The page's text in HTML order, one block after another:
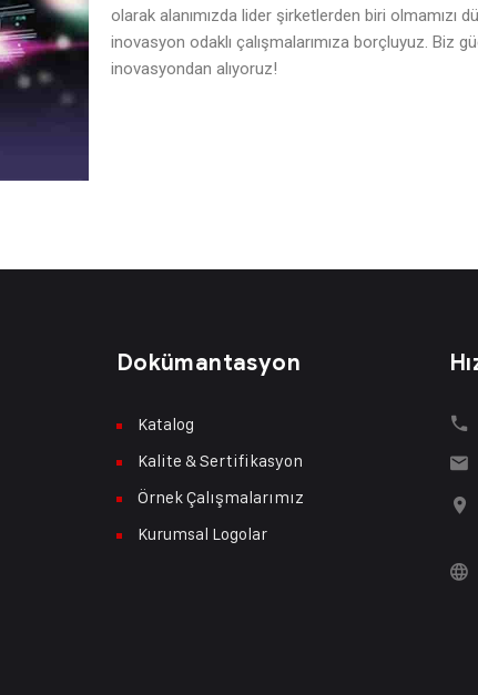
olarak alanımızda lider şirketlerden biri olmamızı
inovasyon odaklı çalışmalarımıza borçluyuz. Biz
inovasyondan alıyoruz!
Dokümantasyon
Katalog
Kalite & Sertifikasyon
Örnek Çalışmalarımız
Kurumsal Logolar